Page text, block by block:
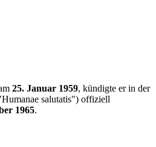
25. Januar 1959, kündigte er in der
salutatis") offiziell
1965.